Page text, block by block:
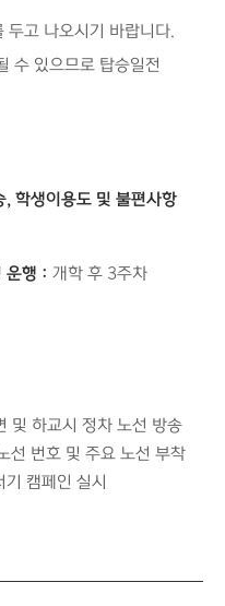
두고 나오시기 바랍니다.
수 있으므로 탑승일전
학생이용도 및 불편사항
운행 : 개학 후 3주차
및 하교시 정차 노선 방송
선 번호 및 주요 노선 부착
캠페인 실시